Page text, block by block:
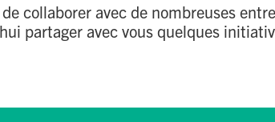
collaborer avec de nombreuses
partager avec vous quelques